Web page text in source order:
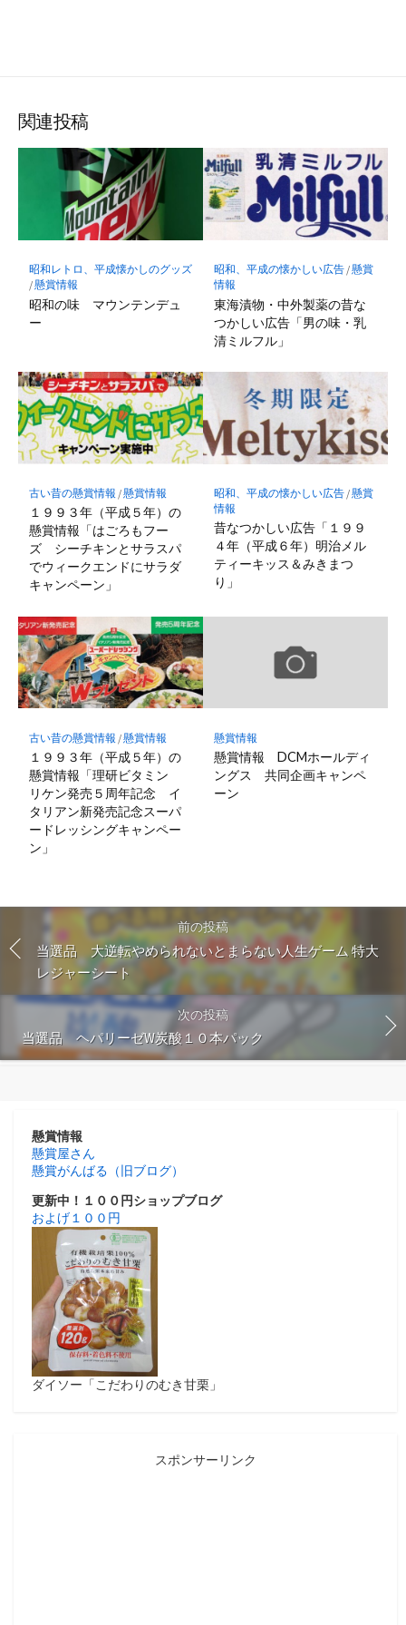
関連投稿
昭和レトロ、平成懐かしのグッズ
/懸賞情報
昭和の味 マウンテンデュ
ー
昭和、平成の懐かしい広告/懸賞
情報
東海漬物・中外製薬の昔な
つかしい広告「男の味・乳
清ミルフル」
古い昔の懸賞情報 /懸賞情報
１９９３年（平成５年）の
懸賞情報「はごろもフー
ズ シーチキンとサラスパ
でウィークエンドにサラダ
キャンペーン」
昭和、平成の懐かしい広告/懸賞
情報
昔なつかしい広告「１９９
４年（平成６年）明治メル
ティーキッス＆みきまつ
り」
古い昔の懸賞情報 /懸賞情報
１９９３年（平成５年）の
懸賞情報「理研ビタミン
リケン発売５周年記念 イ
タリアン新発売記念スーパ
ードレッシングキャンペー
ン」
懸賞情報
懸賞情報 DCMホールディ
ングス 共同企画キャンペ
ーン
前の投稿
当選品 大逆転やめられないとまらない人生ゲーム 特大
レジャーシート
次の投稿
当選品 ヘパリーゼW炭酸１０本パック
懸賞情報
懸賞屋さん
懸賞がんばる（旧ブログ）
更新中！１００円ショップブログ
およげ１００円
ダイソー「こだわりのむき甘栗」
スポンサーリンク